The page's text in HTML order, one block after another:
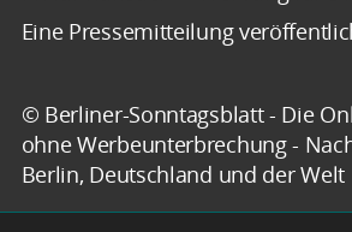
Eine Pressemitteilung
© Berliner-Sonntagsblatt - Die
ohne Werbeunterbrechung -
Berlin, Deutschland und der Welt